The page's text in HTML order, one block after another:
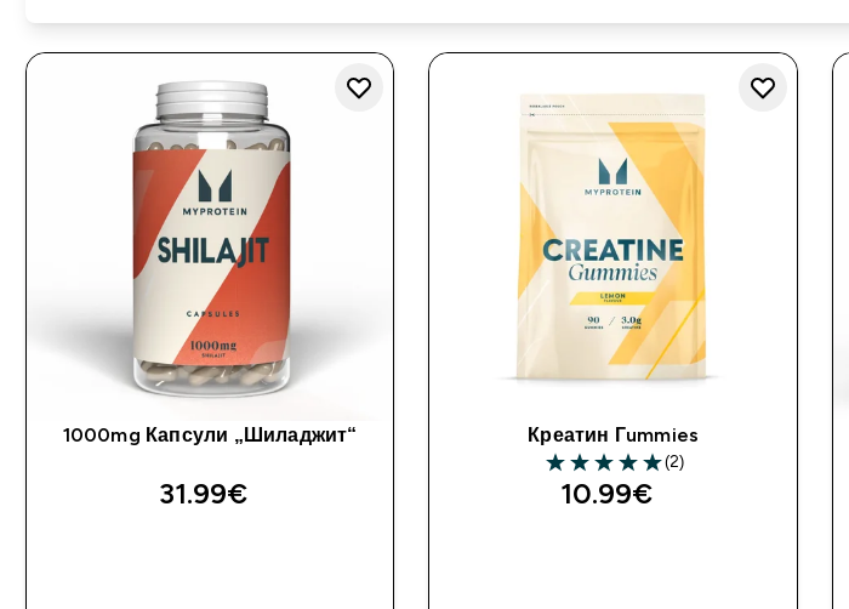
1000mg Капсули „Шиладжит“
31.99€‎
Креатин Гummies
5 out of 5 stars
(2)
10.99€‎